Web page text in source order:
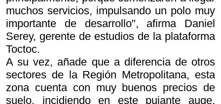
muchos servicios, impulsando un polo muy
importante de desarrollo", afirma Daniel
Serey, gerente de estudios de la plataforma
Toctoc.
A su vez, añade que a diferencia de otros
sectores de la Región Metropolitana, esta
zona cuenta con muy buenos precios de
suelo, incidiendo en este pujante auge.